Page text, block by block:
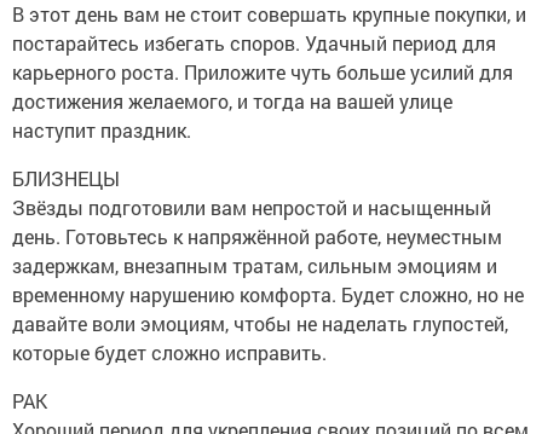
В этот день вам не стоит совершать крупные покупки, и
постарайтесь избегать споров. Удачный период для
карьерного роста. Приложите чуть больше усилий для
достижения желаемого, и тогда на вашей улице
наступит праздник.
БЛИЗНЕЦЫ
Звёзды подготовили вам непростой и насыщенный
день. Готовьтесь к напряжённой работе, неуместным
задержкам, внезапным тратам, сильным эмоциям и
временному нарушению комфорта. Будет сложно, но не
давайте воли эмоциям, чтобы не наделать глупостей,
которые будет сложно исправить.
РАК